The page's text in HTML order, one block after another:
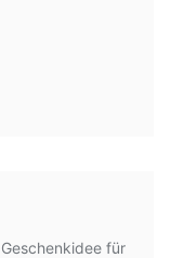
für